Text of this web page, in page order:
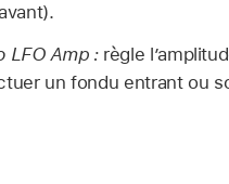
LFO Amp :règle
un fondu entrant ou